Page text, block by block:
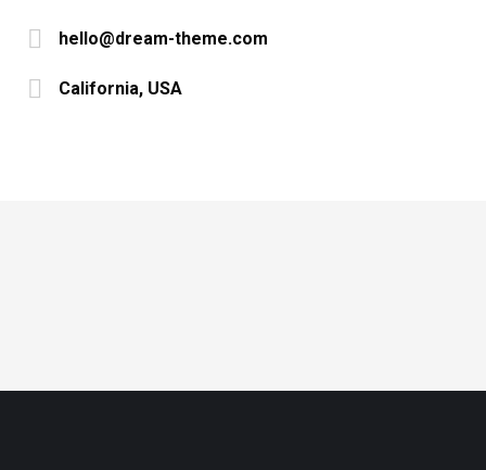
hello@dream-theme.com
California, USA